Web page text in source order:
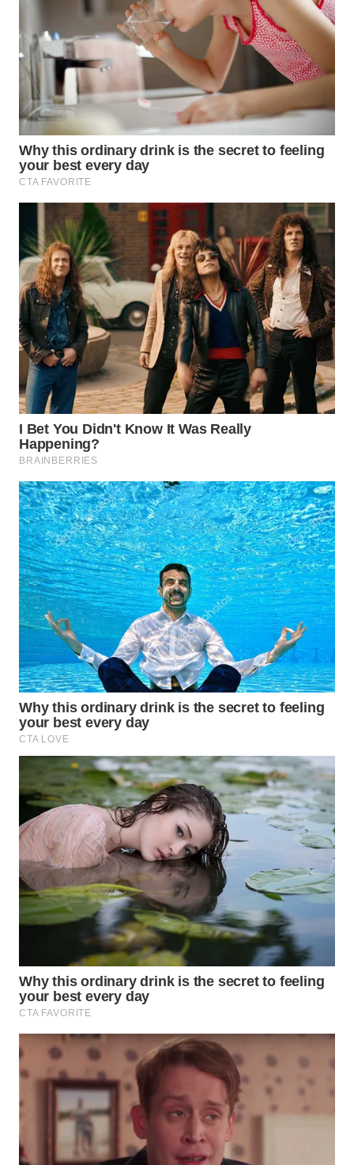
WN
LABUHANBATU
WN
TAPANULI
TENGAH
WN DELI
WN
TEBING
TINGGI
WN
PAKPAK
WN
KARAWANG
WN
BEKASI
WN
BOGOR
WN
DEPOK
WN
TAPANULI
UTARA
WN
SAMOSIR
WN
LAWAS
WN
SUMEDANG
WN
CIANJUR
WN
KEPULAUAN
SERIBU
WN
TANGERANG
WN
BINJAI
WN